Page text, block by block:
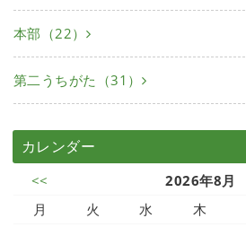
本部（22）
第二うちがた（31）
カレンダー
<<
2026年8月
月
火 水 木